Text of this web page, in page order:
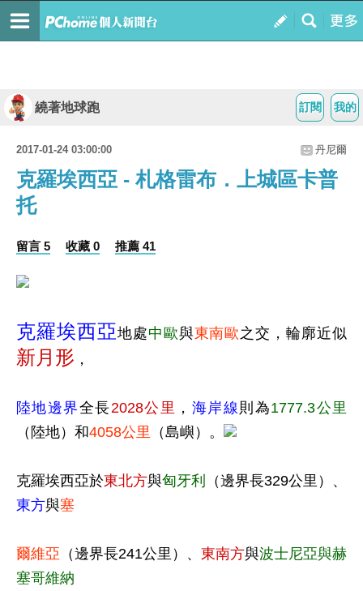
我的
訂閱
繞著地球跑
2017-01-24 03:00:00 丹尼爾
克羅埃西亞 - 札格雷布．上城區卡普
托
留言 5 收藏 0 推薦 41
克羅埃西亞地處中歐與東南歐之交，輪廓近似
新月形 ，
陸地邊界全長2028公里 ， 海岸線 則為1777.3公里
（陸地）和4058公里 （島嶼）。
克羅埃西亞於東北方與匈牙利
（邊界長329公里）、
東方與塞
爾維亞 （邊界長241公里）、 東南方與波士尼亞與赫
塞哥維納